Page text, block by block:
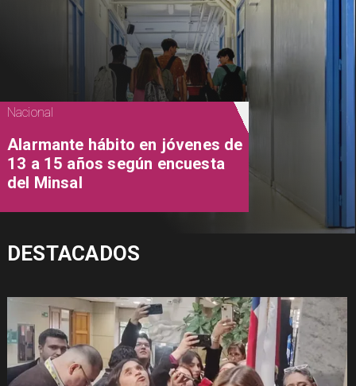
Nacional
Alarmante hábito en jóvenes de
13 a 15 años según encuesta
del Minsal
DESTACADOS